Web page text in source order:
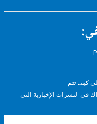
الإخبارية التي